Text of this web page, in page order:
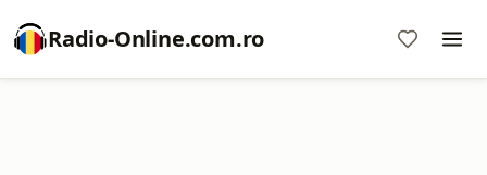
Radio-Online.com.ro